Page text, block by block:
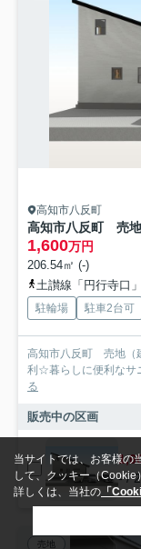
高知市八反町
高知市八反町 売地
1,600万円
206.54㎡ (-)
土讃線「円行寺口
駐輪場 駐車2台可
高知市八反町 売地（
利☆暮らしに便利なサ
る
販売中の区画
- /
売地
当サイトでは、お客様の
して、クッキー（Cookie
詳しくは、当社の 「